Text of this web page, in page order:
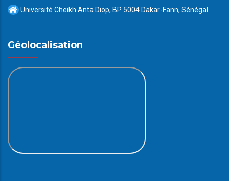
Université Cheikh Anta Diop, BP 5004 Dakar-Fann, Sénégal
Géolocalisation